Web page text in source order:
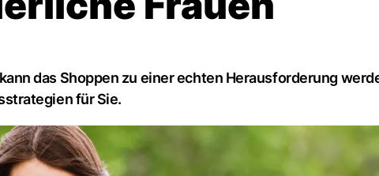
das Shoppen zu einer echten Herausforderung
für Sie.